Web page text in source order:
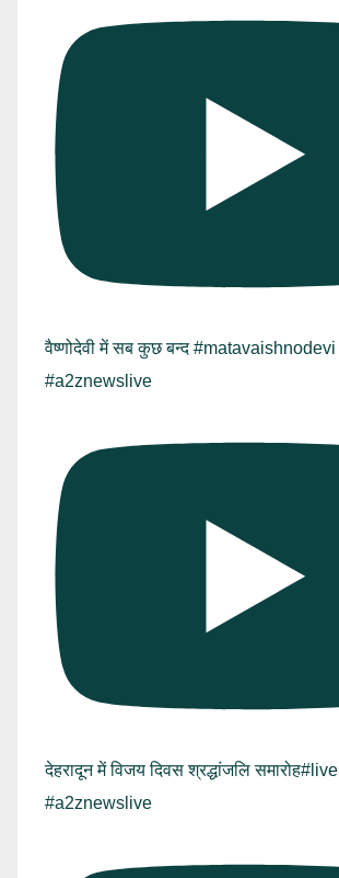
वैष्णोदेवी में सब कुछ बन्द #matavaishnodevi
#a2znewslive
देहरादून में विजय दिवस श्रद्धांजलि समारोह#live
#a2znewslive